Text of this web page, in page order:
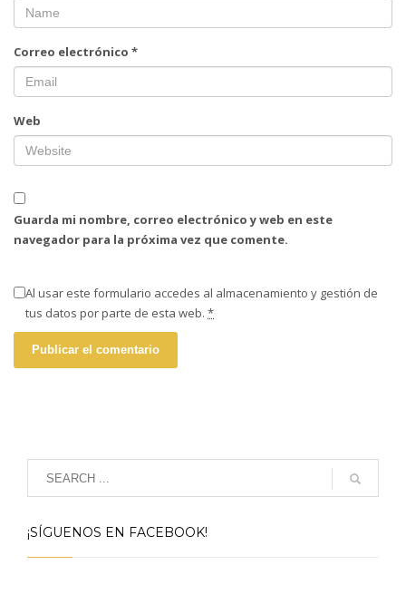
Correo electrónico *
Web
Guarda mi nombre, correo electrónico y web en este
navegador para la próxima vez que comente.
Al usar este formulario accedes al almacenamiento y gestión de
tus datos por parte de esta web. *
¡SÍGUENOS EN FACEBOOK!